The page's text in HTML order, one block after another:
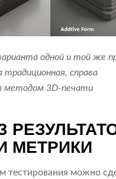
одной и той же
справа
методом 3D-печати
МЕТРИКИ
тестирования можно